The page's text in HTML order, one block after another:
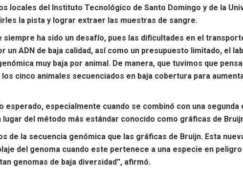
del Instituto Tecnológico de Santo Domingo y de la
la pista y lograr extraer las muestras de sangre.
ha sido un desafío, pues las dificultades en el
ADN de baja calidad, así como un presupuesto limitado, el
muy baja por animal. De manera, que tuvimos que
cinco animales secuenciados en baja cobertura para
especialmente cuando se combinó con una segunda
del método más estándar conocido como gráficas de
de la secuencia genómica que las gráficas de Bruijn. Esta
del genoma cuando este pertenece a una especie en
genomas de baja diversidad”, afirmó.